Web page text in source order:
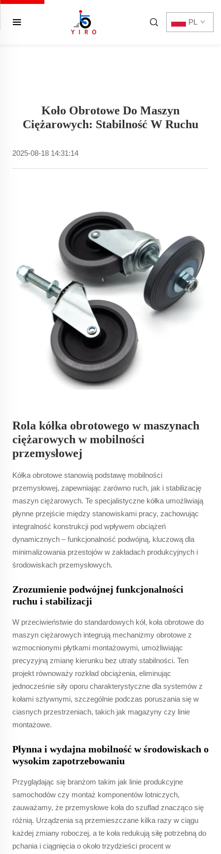
PL
Koło Obrotowe Do Maszyn
Ciężarowych: Stabilność W Ruchu
2025-08-18 14:31:14
Rola kółka obrotowego w maszynach
ciężarowych w mobilności
przemysłowej
Kółka obrotowe stanowią podstawę mobilności
przemysłowej, zapewniając zarówno ruch, jak i stabilizację
maszyn ciężarowych. Te specjalistyczne kółka umożliwiają
płynne przejście między stanowiskami pracy, zachowując
integralność konstrukcji pod wpływem obciążeń
dynamicznych – funkcjonalność podwójną, kluczową dla
minimalizowania przestojów w zakładach produkcyjnych i
środowiskach przemysłowych.
Zrozumienie podwójnej funkcjonalności
ruchu i stabilizacji
W przeciwieństwie do standardowych kół, koła obrotowe do
maszyn ciężarowych integrują mechanizmy obrotowe z
wzmocnionymi płytkami montażowymi, umożliwiając
precyzyjną zmianę kierunku bez utraty stabilności. Ten
projekt równoważy rozkład obciążenia, eliminując
jednocześnie siły oporu charakterystyczne dla systemów z
kołami sztywnymi, szczególnie podczas poruszania się w
ciasnych przestrzeniach, takich jak magazyny czy linie
montażowe.
Płynna i wydajna mobilność w środowiskach o
wysokim zapotrzebowaniu
Przyglądając się branżom takim jak linie produkcyjne
samochodów czy montaż komponentów lotniczych,
zauważamy, że przemysłowe koła do szuflad znacząco się
różnią. Urządzenia są przemieszczane kilka razy w ciągu
każdej zmiany roboczej, a te koła redukują siłę potrzebną do
pchania i ciągnięcia o około trzydzieści procent w